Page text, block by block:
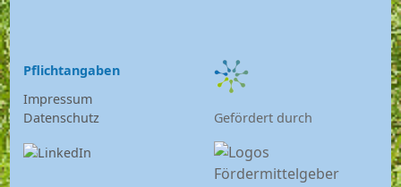
Pflichtangaben
Impressum
Datenschutz
Gefördert durch